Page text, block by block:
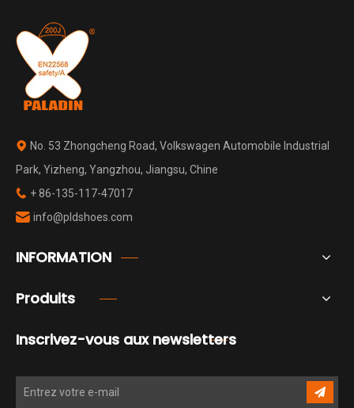
 No. 53 Zhongcheng Road, Volkswagen Automobile Industrial
Park, Yizheng, Yangzhou, Jiangsu, Chine
 + 86-135-117-47017
 info@pldshoes.com
INFORMATION
Produits
Inscrivez-vous aux newsletters